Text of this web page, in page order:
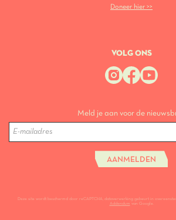
Doneer hier >>
VOLG ONS
Meld je aan voor de
AANMELDEN
Deze site wordt beschermd door reCAPTCHA, dataverwerking gebeurt in
Addendum van Google.